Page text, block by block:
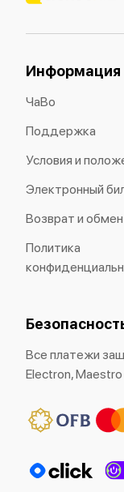
Информация
ЧаВо
Поддержка
Условия и
Электронный
Возврат и обмен
Политика
Все платежи
Electron,